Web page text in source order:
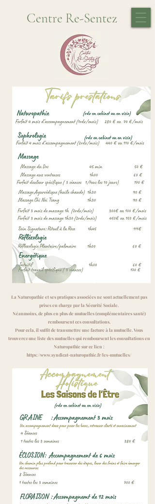
Centre Re-Sentez
​La Naturopathie et ses pratiques associées ne sont actuellement pas
prises en charge par la Sécurité Sociale.
Néanmoins, de plus en plus de mutuelles (complémentaires santé)
remboursent ces consultations.
Pour cela, il suffit de transmettre une facture à la mutuelle. Vous
trouverez une liste des mutuelles qui remboursent les consultations en
Naturopathie sur ce lien :
https://www.syndicat-naturopathie.fr/les-mutuelles/